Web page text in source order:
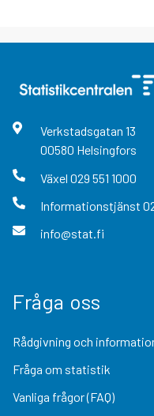
Verkstadsgatan 13
00580 Helsingfors
Växel 029 551 1000
Informationstjänst
info@stat.fi
Fråga oss
Rådgivning och
Fråga om statistik
Vanliga frågor (FAQ)